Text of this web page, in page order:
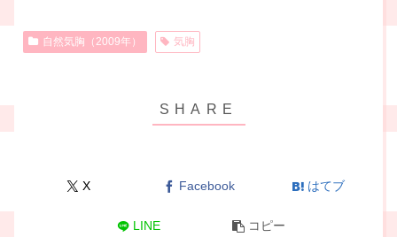
自然気胸（2009年） 気胸
X Facebook はてブ
LINE コピー